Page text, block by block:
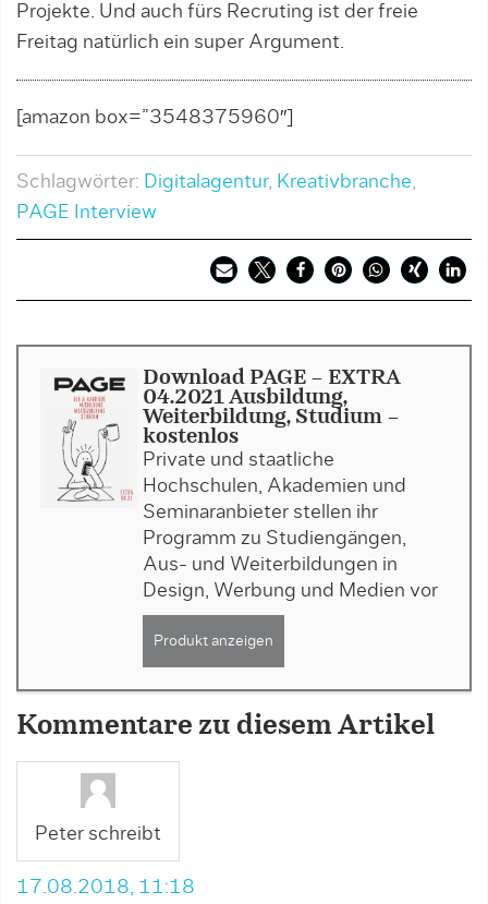
Projekte. Und auch fürs Recruting ist der freie
Freitag natürlich ein super Argument.
[amazon box=”3548375960″]
Schlagwörter: Digitalagentur, Kreativbranche,
PAGE Interview
Download PAGE - EXTRA
04.2021 Ausbildung,
Weiterbildung, Studium -
kostenlos
Private und staatliche
Hochschulen, Akademien und
Seminaranbieter stellen ihr
Programm zu Studiengängen,
Aus- und Weiterbildungen in
Design, Werbung und Medien vor
Produkt anzeigen
Kommentare zu diesem Artikel
Peter schreibt
17.08.2018, 11:18